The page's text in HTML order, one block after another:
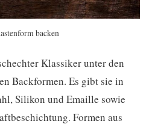
backen
Klassiker unter den
Backformen. Es gibt sie in
Silikon und Emaille sowie
Formen aus